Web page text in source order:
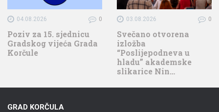
04.08.2026 0
Poziv za 15. sjednicu
Gradskog vijeća Grada
Korčule
03.08.2026 0
Svečano otvorena
izložba
“Poslijepodneva u
hladu” akademske
slikarice Nin…
GRAD KORČULA